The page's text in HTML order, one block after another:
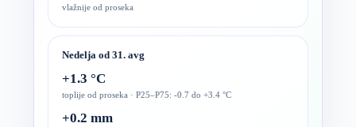
vlažnije od proseka
Nedelja od 31. avg
+1.3 °C
toplije od proseka · P25–P75: -0.7 do +3.4 °C
+0.2 mm